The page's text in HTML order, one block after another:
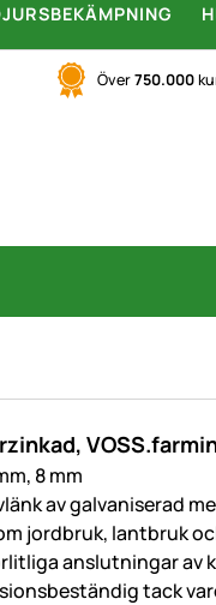
Över750.000
8 mm
av galvaniserad
jordbruk, lantbruk
anslutningar av
tack